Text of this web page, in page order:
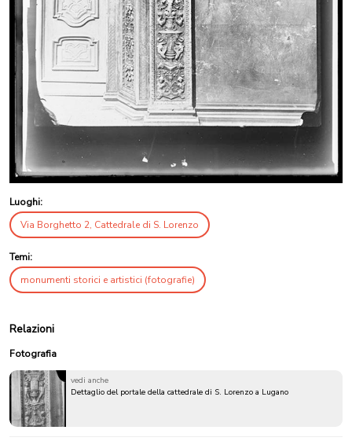
Luoghi:
Via Borghetto 2, Cattedrale di S. Lorenzo
Temi:
monumenti storici e artistici (fotografie)
Relazioni
Fotografia
vedi anche
Dettaglio del portale della cattedrale di S. Lorenzo a Lugano